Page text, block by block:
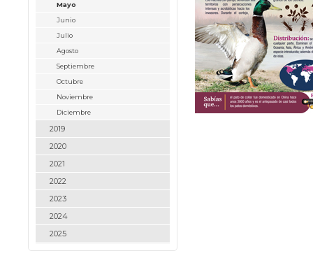
Mayo
Junio
Julio
Agosto
Septiembre
Octubre
Noviembre
Diciembre
2019
2020
2021
2022
2023
2024
2025